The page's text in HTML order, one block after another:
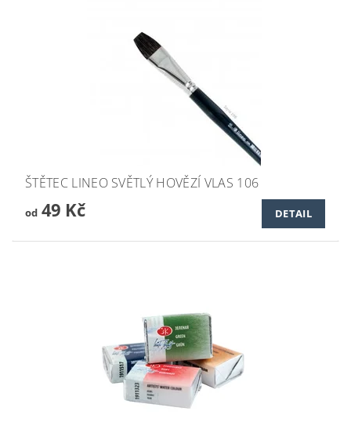
ŠTĚTEC LINEO SVĚTLÝ HOVĚZÍ VLAS 106
od49 Kč DETAIL